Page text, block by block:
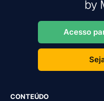
Acesso
CONTEÚDO